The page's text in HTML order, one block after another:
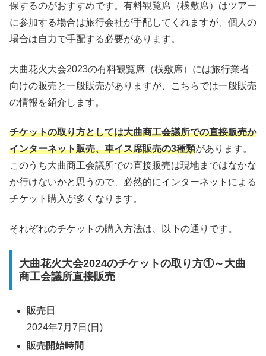
保するのがおすすめです。有料観覧席（桟敷席）はツアー
に参加する場合は旅行会社が手配してくれますが、個人の
場合は自力で手配する必要があります。
大曲花火大会2023の有料観覧席（桟敷席）には旅行業者
向けの販売と一般販売がありますが、こちらでは一般販売
の情報を紹介します。
チケットの取り方としては大曲商工会議所での直接販売か
インターネット販売、車イス席販売の3種類があります。
このうち大曲商工会議所での直接販売は現地まではなかな
か行けないかと思うので、必然的にインターネットによる
チケット購入が多くなります。
それぞれのチケットの購入方法は、以下の通りです。
大曲花火大会2024のチケットの取り方①～大曲
商工会議所直接販売
販売日
2024年7月7日(日)
販売開始時間